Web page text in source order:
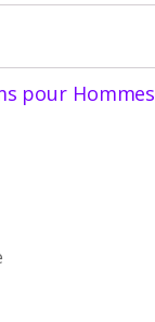
pour Hommes